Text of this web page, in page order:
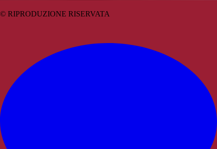
© RIPRODUZIONE RISERVATA